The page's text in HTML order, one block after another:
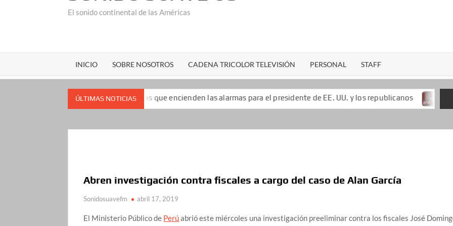
El sonido continental de las Américas
INICIO SOBRE NOSOTROS CADENA TRICOLOR TELEVISIÓN PERSONAL STAFF
ÚLTIMAS NOTICIAS
las encuestas que encienden las alarmas para el presidente de EE. UU. y los republicanos Keiko Fujimori
Abren investigación contra fiscales a cargo del caso de Alan García
Sonidosuavefm abril 17, 2019
El Ministerio Público de Perúabrió este miércoles una investigación preeliminar contra los fiscales José